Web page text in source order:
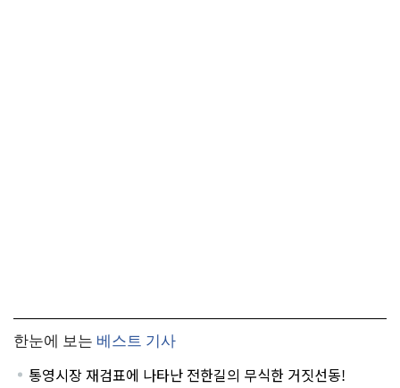
한눈에 보는 베스트 기사
통영시장 재검표에 나타난 전한길의 무식한 거짓선동!